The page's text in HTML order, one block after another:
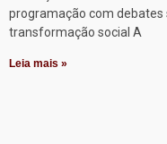
programação com debates
transformação social A
Leia mais »